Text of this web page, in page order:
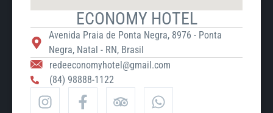
ECONOMY HOTEL
Avenida Praia de Ponta Negra, 8976 - Ponta
Negra, Natal - RN, Brasil
redeeconomyhotel@gmail.com
(84) 98888-1122